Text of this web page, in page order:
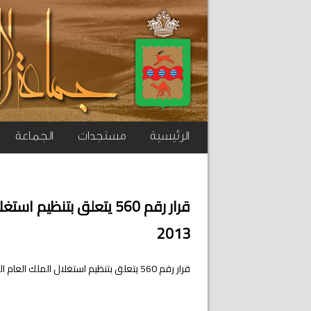
الرئيسية مستجدات الجماعة
2013
قرار رقم 560 يتعلق بتنظيم استغلال الملك العام الجماعي مؤقتا بتاريخ 23 أبريل 2013